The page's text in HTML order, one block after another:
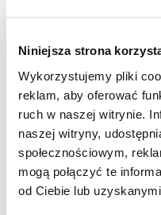
Niniejsza strona
Wykorzystujemy pliki
reklam, aby oferować
ruch w naszej witrynie.
naszej witryny,
społecznościowym,
mogą połączyć te
od Ciebie lub
Udostępnij wpis: